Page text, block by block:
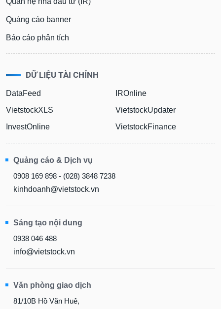
Quảng cáo banner
Báo cáo phân tích
DỮ LIỆU TÀI CHÍNH
DataFeed
VietstockXLS
InvestOnline
IROnline
VietstockUpdater
VietstockFinance
Quảng cáo & Dịch vụ
0908 169 898 - (028) 3848 7238
kinhdoanh@vietstock.vn
Sáng tạo nội dung
0938 046 488
info@vietstock.vn
Văn phòng giao dịch
81/10B Hồ Văn Huê,